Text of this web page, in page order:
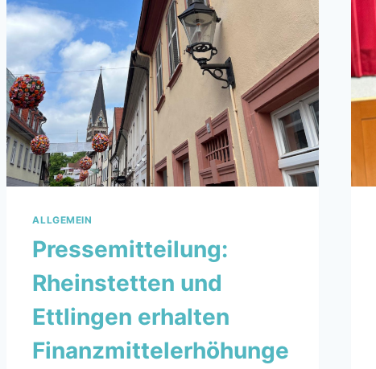
ALLGEMEIN
Pressemitteilung:
Rheinstetten und
Ettlingen erhalten
Finanzmittelerhöhunge